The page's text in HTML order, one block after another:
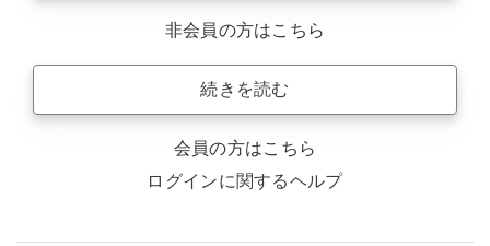
非会員の方はこちら
続きを読む
会員の方はこちら
ログインに関するヘルプ